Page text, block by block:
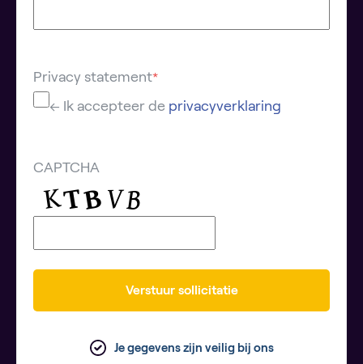
Privacy statement*
← Ik accepteer de privacyverklaring
CAPTCHA
Verstuur sollicitatie
Je gegevens zijn veilig bij ons